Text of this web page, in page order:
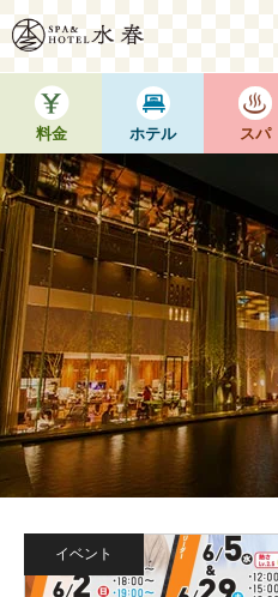
料金 ホテル スパ
イベント